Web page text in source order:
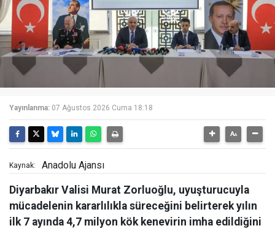
Yayınlanma: 07 Ağustos 2026 Cuma 18:18
Kaynak: Anadolu Ajansı
Diyarbakır Valisi Murat Zorluoğlu, uyuşturucuyla
mücadelenin kararlılıkla süreceğini belirterek yılın
ilk 7 ayında 4,7 milyon kök kenevirin imha edildiğini